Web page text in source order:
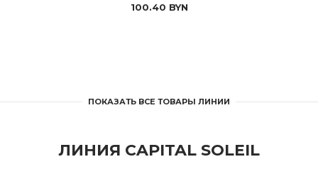
100.40 BYN
ПОКАЗАТЬ ВСЕ ТОВАРЫ ЛИНИИ
ЛИНИЯ CAPITAL SOLEIL